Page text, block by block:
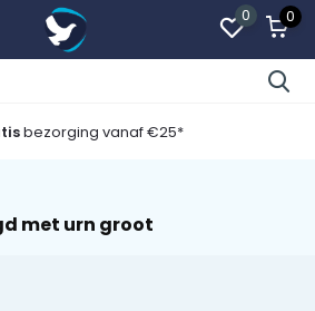
0 0
bezorging vanaf €25*
met urn groot